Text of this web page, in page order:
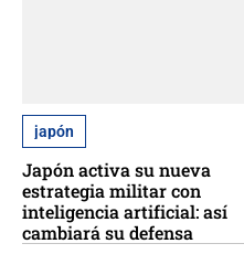
japón
Japón activa su nueva
estrategia militar con
inteligencia artificial: así
cambiará su defensa